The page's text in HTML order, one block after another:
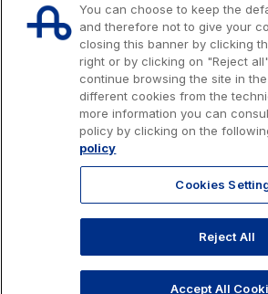
Issued capital € 622.027.000,00, fully paid-up.
Tax code, VAT number and Rome Companies'
© 2026 Autostrade per l'Italia Spa, All rights
803.111
Privacy Cookies Accessibility
You can choose to keep the
and therefore not to give your
closing this banner by clicking
right or by clicking on "Reject
continue browsing the site in
different cookies from the
more information you can
policy by clicking on the
policy
Cookies
Reject All
Accept All